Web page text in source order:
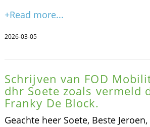
+Read more...
2026-03-05
Schrijven van FOD
dhr Soete zoals vermeld
Franky De Block.
Geachte heer Soete, Beste